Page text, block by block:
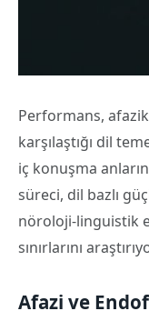
Performans,
karşılaştığı dil
iç konuşma
süreci, dil bazlı
nöroloji-linguistik
sınırlarını
Afazi ve